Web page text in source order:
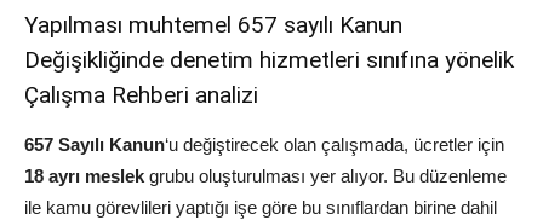
Yapılması muhtemel 657 sayılı Kanun
Değişikliğinde denetim hizmetleri sınıfına yönelik
Çalışma Rehberi analizi
657 Sayılı Kanun‘u değiştirecek olan çalışmada, ücretler için
18 ayrı meslek grubu oluşturulması yer alıyor. Bu düzenleme
ile kamu görevlileri yaptığı işe göre bu sınıflardan birine dahil